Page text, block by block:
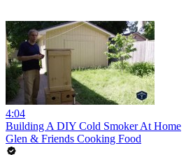
4:04
Building A DIY Cold Smoker At Home
Glen & Friends Cooking Food